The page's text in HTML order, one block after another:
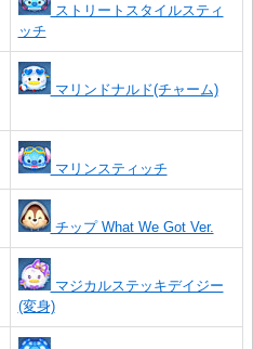
ストリートスタイルスティ
ッチ
マリンドナルド(チャーム)
マリンスティッチ
チップ What We Got Ver.
マジカルステッキデイジー
(変身)